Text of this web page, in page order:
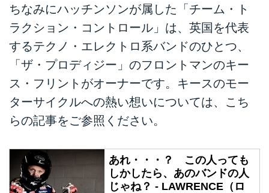
ちなみにハッチンソンが属した「チーム・ト
ラクション・コントロール」は、英国を代表
するテクノ・エレクトロ系バンドのひとつ、
「ザ・プロディジー」のフロントマンのキー
ス・フリントがオーナーです。キースのモー
ターサイクルへの熱い想いについては、こち
らの記事をご参照ください。
あれ・・・？ この人っても
しかしたら、あのバンドの人
じゃね？ - LAWRENCE（ロ